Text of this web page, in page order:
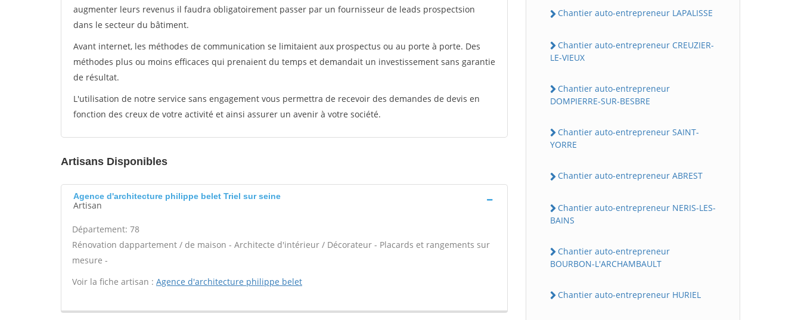
augmenter leurs revenus il faudra obligatoirement passer par un fournisseur de leads prospectsion
dans le secteur du bâtiment.
Avant internet, les méthodes de communication se limitaient aux prospectus ou au porte à porte. Des
méthodes plus ou moins efficaces qui prenaient du temps et demandait un investissement sans garantie
de résultat.
L'utilisation de notre service sans engagement vous permettra de recevoir des demandes de devis en
fonction des creux de votre activité et ainsi assurer un avenir à votre société.
Artisans Disponibles
Agence d'architecture philippe belet Triel sur seine
Artisan
Département: 78
Rénovation dappartement / de maison - Architecte d'intérieur / Décorateur - Placards et rangements sur
mesure -
Voir la fiche artisan : Agence d'architecture philippe belet
Chantier auto-entrepreneur LAPALISSE
Chantier auto-entrepreneur CREUZIER-
LE-VIEUX
Chantier auto-entrepreneur
DOMPIERRE-SUR-BESBRE
Chantier auto-entrepreneur SAINT-
YORRE
Chantier auto-entrepreneur ABREST
Chantier auto-entrepreneur NERIS-LES-
BAINS
Chantier auto-entrepreneur
BOURBON-L'ARCHAMBAULT
Chantier auto-entrepreneur HURIEL